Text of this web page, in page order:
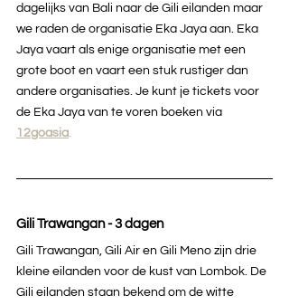
dagelijks van Bali naar de Gili eilanden maar
we raden de organisatie Eka Jaya aan. Eka
Jaya vaart als enige organisatie met een
grote boot en vaart een stuk rustiger dan
andere organisaties. Je kunt je tickets voor
de Eka Jaya van te voren boeken via
12goasia.
Gili Trawangan - 3 dagen
Gili Trawangan, Gili Air en Gili Meno zijn drie
kleine eilanden voor de kust van Lombok. De
Gili eilanden staan bekend om de witte